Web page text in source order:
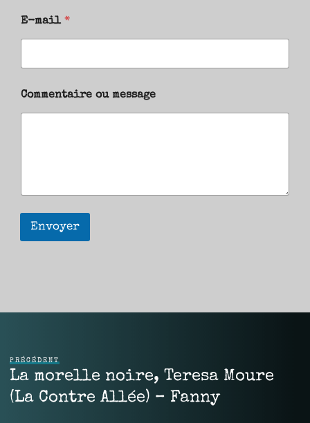
E-mail *
Commentaire ou message
Envoyer
PRÉCÉDENT
La morelle noire, Teresa Moure
(La Contre Allée) – Fanny